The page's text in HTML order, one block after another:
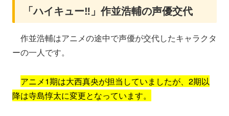
「ハイキュー‼」作並浩輔の声優交代
作並浩輔はアニメの途中で声優が交代したキャラクタ
ーの一人です。
アニメ1期は大西真央が担当していましたが、2期以
降は寺島惇太に変更となっています。